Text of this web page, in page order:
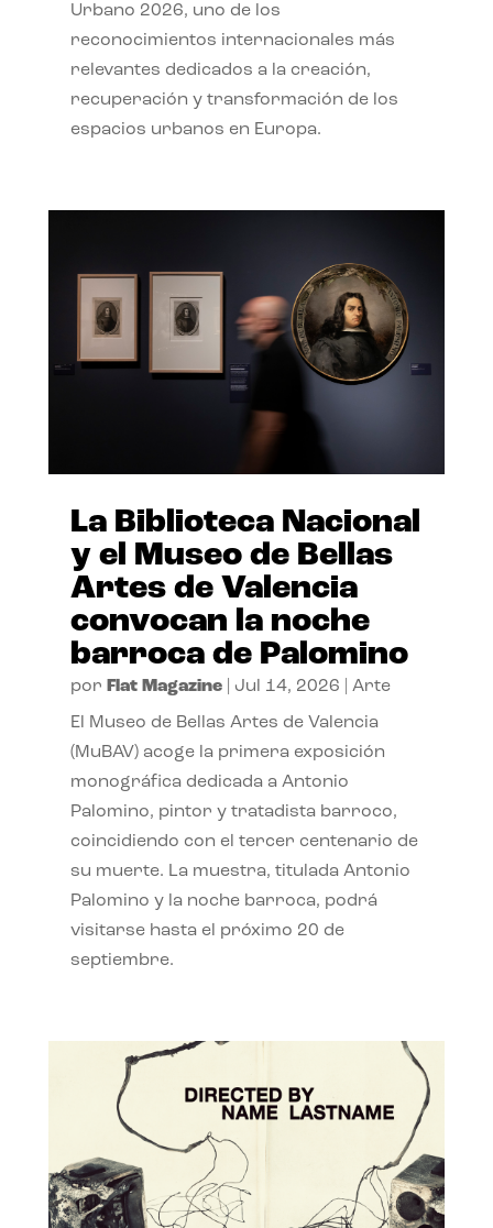
Urbano 2026, uno de los
reconocimientos internacionales más
relevantes dedicados a la creación,
recuperación y transformación de los
espacios urbanos en Europa.
La Biblioteca Nacional
y el Museo de Bellas
Artes de Valencia
convocan la noche
barroca de Palomino
por Flat Magazine| Jul 14, 2026 Arte
El Museo de Bellas Artes de Valencia
(MuBAV) acoge la primera exposición
monográfica dedicada a Antonio
Palomino, pintor y tratadista barroco,
coincidiendo con el tercer centenario de
su muerte. La muestra, titulada Antonio
Palomino y la noche barroca, podrá
visitarse hasta el próximo 20 de
septiembre.